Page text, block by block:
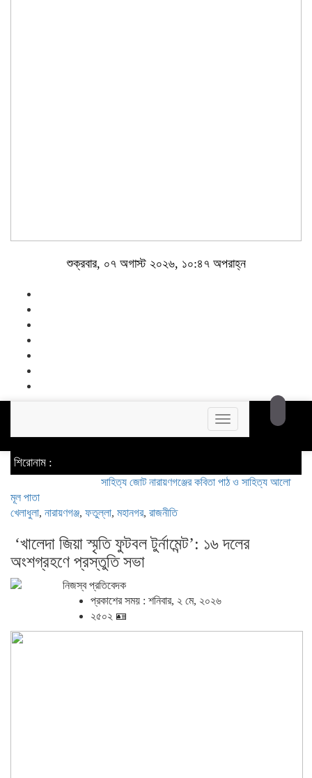
শুক্রবার, ০৭ অগাস্ট ২০২৬, ১০:৪৭ অপরাহ্ন
Toggle
navigation
শিরোনাম :
সাহিত্য জোট নারায়ণগঞ্জের কবিতা পাঠ ও সাহিত্য আলোচনায় মুখরিত
মূল পাতা
খেলাধুলা, নারায়ণগঞ্জ, ফতুল্লা, মহানগর, রাজনীতি
‘খালেদা জিয়া স্মৃতি ফুটবল টুর্নামেন্ট’: ১৬ দলের
অংশগ্রহণে প্রস্তুতি সভা
নিজস্ব প্রতিবেদক
প্রকাশের সময় : শনিবার, ২ মে, ২০২৬
২৫০২ 🪪